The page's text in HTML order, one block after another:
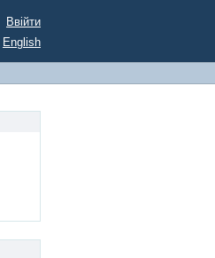
Ввійти
English